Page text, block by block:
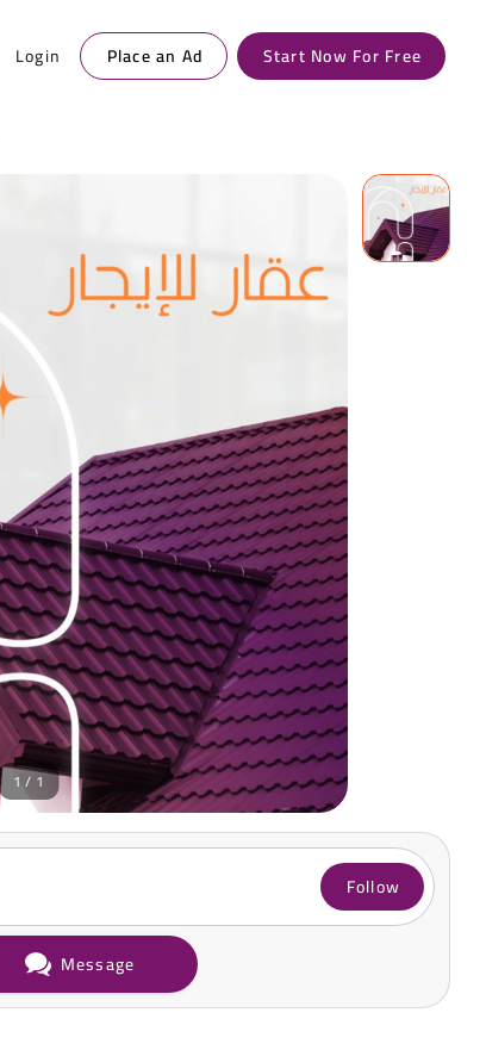
Login Place an Ad Start Now For Free
1 / 1
Follow
Message